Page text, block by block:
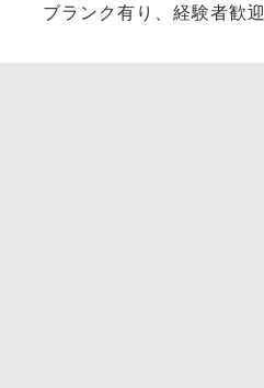
ブランク有り、経験者歓迎